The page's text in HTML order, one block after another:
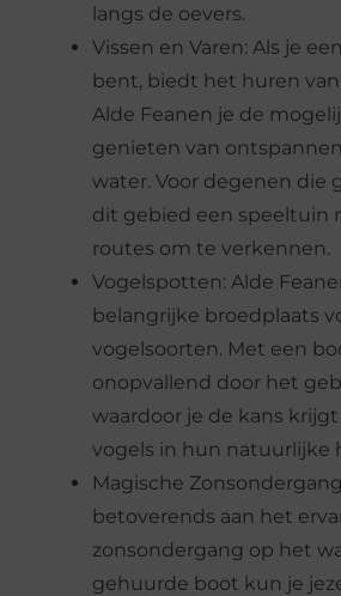
langs de oevers.
Vissen en Varen: Als je
bent, biedt het huren
Alde Feanen je de
genieten van
water. Voor degenen die
dit gebied een speeltuin
routes om te verkennen.
Vogelspotten: Alde
belangrijke broedplaats
vogelsoorten. Met een
onopvallend door het
waardoor je de kans
vogels in hun natuurlijke
Magische
betoverends aan het
zonsondergang op het
gehuurde boot kun je